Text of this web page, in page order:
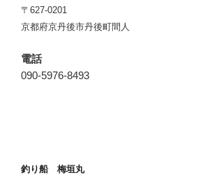
〒627-0201
京都府京丹後市丹後町間人
電話
090-5976-8493
釣り船 梅垣丸